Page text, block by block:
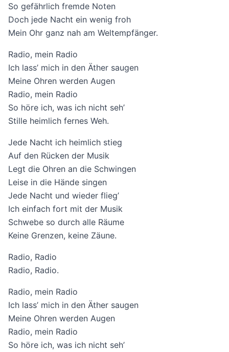
So gefährlich fremde Noten
Doch jede Nacht ein wenig froh
Mein Ohr ganz nah am Weltempfänger.
Radio, mein Radio
Ich lass’ mich in den Äther saugen
Meine Ohren werden Augen
Radio, mein Radio
So höre ich, was ich nicht seh’
Stille heimlich fernes Weh.
Jede Nacht ich heimlich stieg
Auf den Rücken der Musik
Legt die Ohren an die Schwingen
Leise in die Hände singen
Jede Nacht und wieder flieg’
Ich einfach fort mit der Musik
Schwebe so durch alle Räume
Keine Grenzen, keine Zäune.
Radio, Radio
Radio, Radio.
Radio, mein Radio
Ich lass’ mich in den Äther saugen
Meine Ohren werden Augen
Radio, mein Radio
So höre ich, was ich nicht seh’